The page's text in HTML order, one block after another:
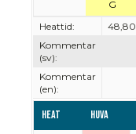
G
Heattid:
48,80
Kommentar
(sv):
Kommentar
(en):
Heat Huva